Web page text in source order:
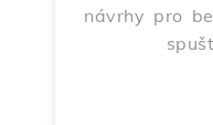
návrhy pro